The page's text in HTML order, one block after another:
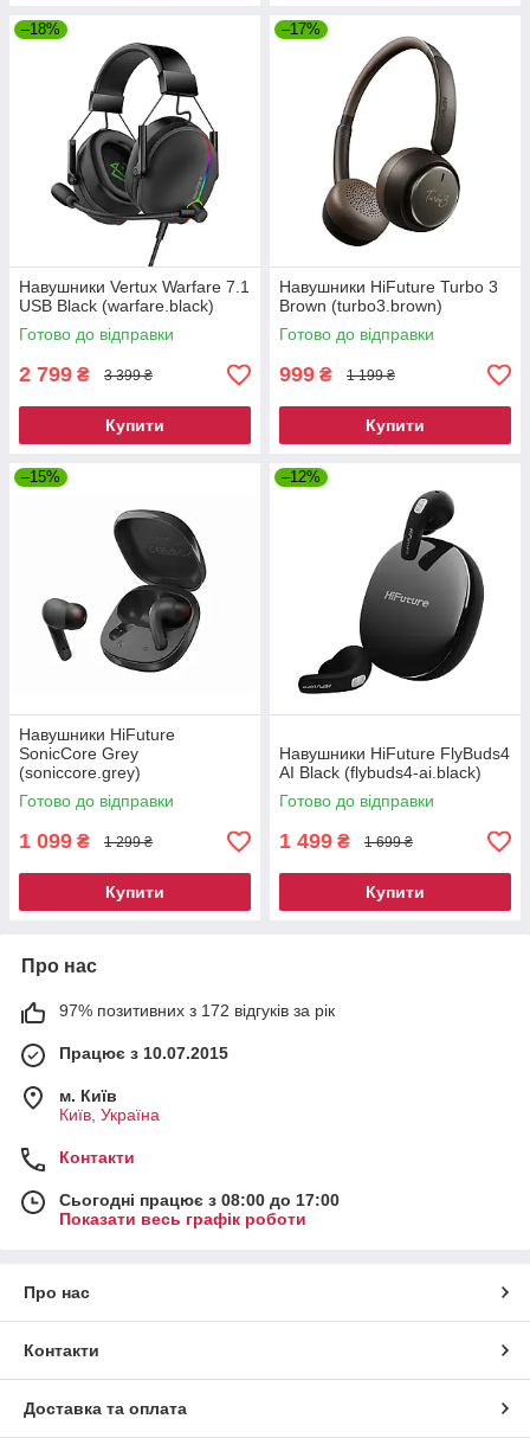
–18%
Навушники Vertux Warfare 7.1
USB Black (warfare.black)
Готово до відправки
2 799 ₴ 3 399 ₴
Купити
–17%
Навушники HiFuture Turbo 3
Brown (turbo3.brown)
Готово до відправки
999 ₴ 1 199 ₴
Купити
–15%
Навушники HiFuture
SonicCore Grey
(soniccore.grey)
Готово до відправки
1 099 ₴ 1 299 ₴
Купити
–12%
Навушники HiFuture FlyBuds4
AI Black (flybuds4-ai.black)
Готово до відправки
1 499 ₴ 1 699 ₴
Купити
Про нас
97% позитивних з 172 відгуків за рік
Працює з 10.07.2015
м. Київ
Київ, Україна
Контакти
Сьогодні працює з 08:00 до 17:00
Показати весь графік роботи
Про нас
Контакти
Доставка та оплата